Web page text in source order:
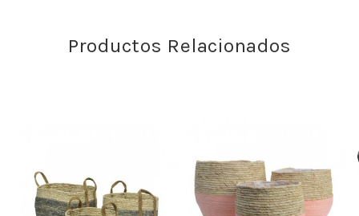
Productos Relacionados